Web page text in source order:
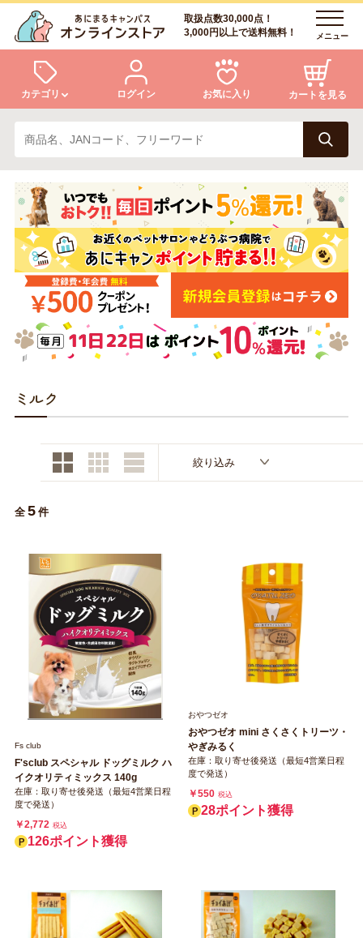
取扱点数30,000点！
3,000円以上で送料無料！
メニュー
カテゴリ
犬 猫
小動物・鳥 アクア・爬虫類・昆虫
ドッグフード キャットフード
美容・ケア用品 服・おさんぽ用品
日用品（デイリー）
トリマーグッズ シニアサポート
ログイン お気に入り カートを見る
ログイン
会員登録
あにまるキャンパスについて
アフターサービス
商品リクエスト
お問い合わせ
ミルク
絞り込み
全 5 件
Fs club
F'sclub スペシャル ドッグミルク ハ
イクオリティミックス 140g
在庫：取り寄せ後発送（最短4営業日程
度で発送）
￥2,772 税込
126ポイント獲得
おやつゼオ
おやつゼオ mini さくさくトリーツ・
やぎみるく
在庫：取り寄せ後発送（最短4営業日程
度で発送）
￥550 税込
28ポイント獲得